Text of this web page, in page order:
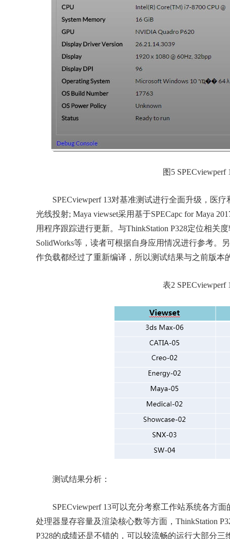
图5 SPECviewperf
SPECviewperf 13对基准测试进行全面升级，医疗
光线投射; Maya viewset采用基于SPECapc for Maya
用程序跟踪进行更新。与ThinkStation P328定位相关
SolidWorks等，读者可根据自身应用情况进行参考。
作负载都经过了重新编译，所以测试结果与之前版本
表2 SPECviewperf
测试结果分析：
SPECviewperf 13可以充分考察工作站系统各方面
处理器显存容量及渲染核心数等方面，ThinkStation
P328的成绩还是不错的，可以较流畅的运行大部分